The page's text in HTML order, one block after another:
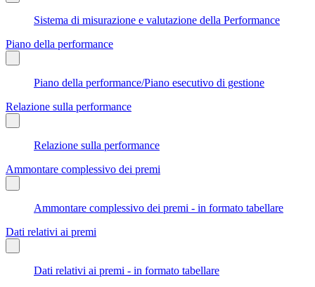
Sistema di misurazione e valutazione della Performance
Piano della performance
Piano della performance/Piano esecutivo di gestione
Relazione sulla performance
Relazione sulla performance
Ammontare complessivo dei premi
Ammontare complessivo dei premi - in formato tabellare
Dati relativi ai premi
Dati relativi ai premi - in formato tabellare